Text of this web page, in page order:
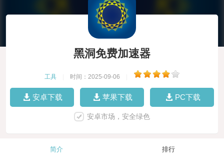
黑洞免费加速器
工具 时间：2025-09-06
安卓下载 苹果下载 PC下载
安卓市场，安全绿色
简介 排行